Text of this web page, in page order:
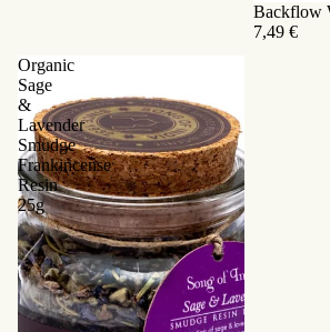
Backflow
7,49 €
Organic
Sage
&
Lavender
Smudge
Frankincense
Resin
25g